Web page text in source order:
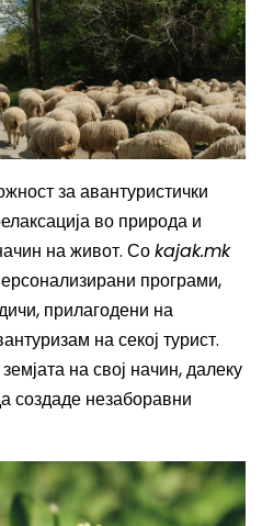
за авантуристички
во природа и
на живот. Соkajak.mk
програми,
прилагодени на
на секој турист.
на свој начин, далеку
создаде незаборавни